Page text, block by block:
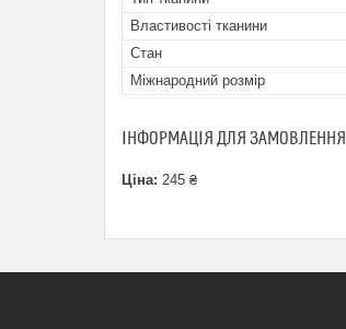
Властивості тканини
Стан
Міжнародний розмір
ІНФОРМАЦІЯ ДЛЯ ЗАМОВЛЕННЯ
Ціна: 245 ₴